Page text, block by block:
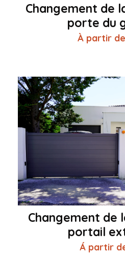
Changement de
porte du
À partir
Changement de
portail
Á partir